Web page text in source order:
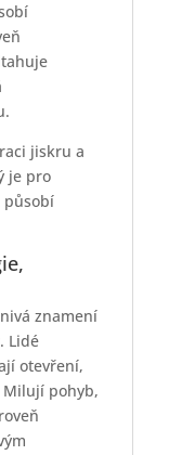
jiskru a
je pro
působí
znamení
Lidé
otevření,
pohyb,